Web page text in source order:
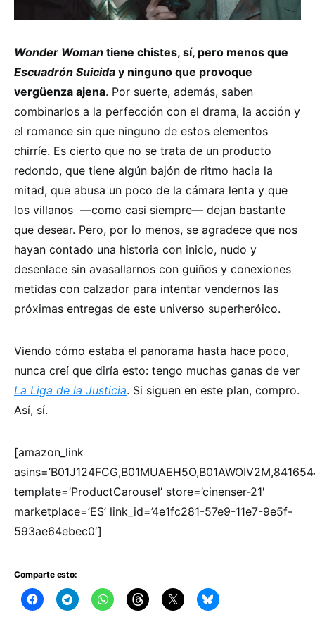
Wonder Woman tiene chistes, sí, pero menos que
Escuadrón Suicida y ninguno que provoque
vergüenza ajena. Por suerte, además, saben
combinarlos a la perfección con el drama, la acción y
el romance sin que ninguno de estos elementos
chirríe. Es cierto que no se trata de un producto
redondo, que tiene algún bajón de ritmo hacia la
mitad, que abusa un poco de la cámara lenta y que
los villanos —como casi siempre— dejan bastante
que desear. Pero, por lo menos, se agradece que nos
hayan contado una historia con inicio, nudo y
desenlace sin avasallarnos con guiños y conexiones
metidas con calzador para intentar vendernos las
próximas entregas de este universo superheróico.
Viendo cómo estaba el panorama hasta hace poco,
nunca creí que diría esto: tengo muchas ganas de ver
La Liga de la Justicia. Si siguen en este plan, compro.
Así, sí.
[amazon_link
template=’ProductCarousel’ store=’cinenser-21′
marketplace=’ES’ link_id=’4e1fc281-57e9-11e7-9e5f-
593ae64ebec0′]
Comparte esto: